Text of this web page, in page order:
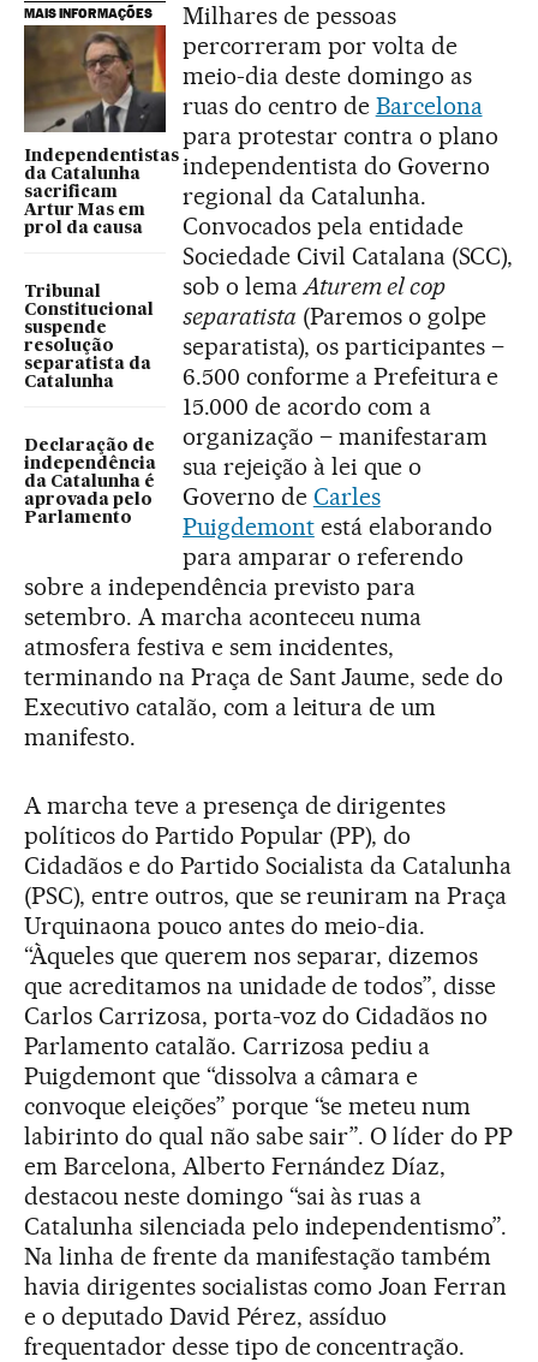
MAIS INFORMAÇÕES
Independentistas
da Catalunha
sacrificam
Artur Mas em
prol da causa
Tribunal
Constitucional
suspende
resolução
separatista da
Catalunha
Declaração de
independência
da Catalunha é
aprovada pelo
Parlamento
Milhares de pessoas
percorreram por volta de
meio-dia deste domingo as
ruas do centro de Barcelona
para protestar contra o plano
independentista do Governo
regional da Catalunha.
Convocados pela entidade
Sociedade Civil Catalana (SCC),
sob o lemaAturem el cop
separatista (Paremos o golpe
separatista), os participantes –
6.500 conforme a Prefeitura e
15.000 de acordo com a
organização – manifestaram
sua rejeição à lei que o
Governo de Carles
Puigdemontestá elaborando
para amparar o referendo
sobre a independência previsto para
setembro. A marcha aconteceu numa
atmosfera festiva e sem incidentes,
terminando na Praça de Sant Jaume, sede do
Executivo catalão, com a leitura de um
manifesto.
A marcha teve a presença de dirigentes
políticos do Partido Popular (PP), do
Cidadãos e do Partido Socialista da Catalunha
(PSC), entre outros, que se reuniram na Praça
Urquinaona pouco antes do meio-dia.
“Àqueles que querem nos separar, dizemos
que acreditamos na unidade de todos”, disse
Carlos Carrizosa, porta-voz do Cidadãos no
Parlamento catalão. Carrizosa pediu a
Puigdemont que “dissolva a câmara e
convoque eleições” porque “se meteu num
labirinto do qual não sabe sair”. O líder do PP
em Barcelona, Alberto Fernández Díaz,
destacou neste domingo “sai às ruas a
Catalunha silenciada pelo independentismo”.
Na linha de frente da manifestação também
havia dirigentes socialistas como Joan Ferran
e o deputado David Pérez, assíduo
frequentador desse tipo de concentração.